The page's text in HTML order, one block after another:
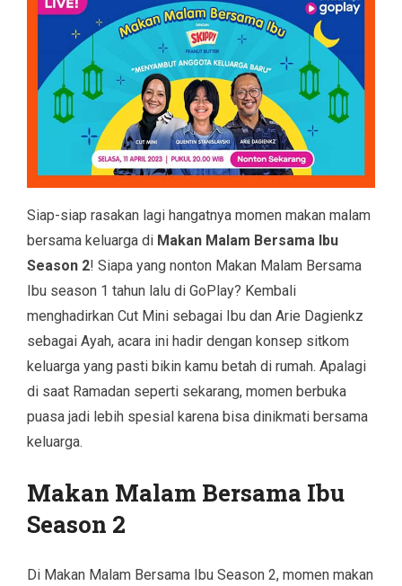
Siap-siap rasakan lagi hangatnya momen makan malam
bersama keluarga di Makan Malam Bersama Ibu
Season 2! Siapa yang nonton Makan Malam Bersama
Ibu season 1 tahun lalu di GoPlay? Kembali
menghadirkan Cut Mini sebagai Ibu dan Arie Dagienkz
sebagai Ayah, acara ini hadir dengan konsep sitkom
keluarga yang pasti bikin kamu betah di rumah. Apalagi
di saat Ramadan seperti sekarang, momen berbuka
puasa jadi lebih spesial karena bisa dinikmati bersama
keluarga.
Makan Malam Bersama Ibu
Season 2
Di Makan Malam Bersama Ibu Season 2, momen makan